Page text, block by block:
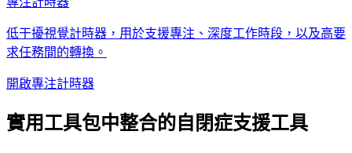
低干擾視覺計時器，用於支援專注、深度工作時段，以及高要
求任務間的轉換。
開啟專注計時器
實用工具包中整合的自閉症支援工具